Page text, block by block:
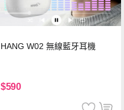
HANG W02 無線藍牙耳機
$590